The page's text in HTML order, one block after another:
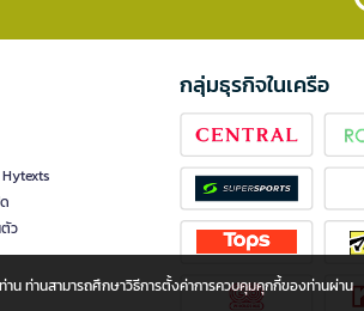
ว
กลุ่มธุรกิจในเครือ
น ท่านสามารถศึกษาวิธีการตั้งค่าการควบคุมคุกกี้ของท่านผ่าน